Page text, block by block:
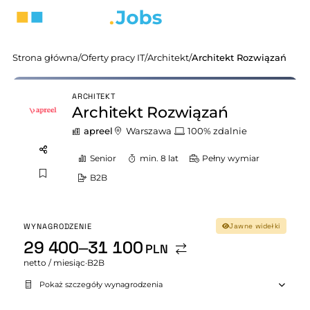
Strona główna/Oferty pracy IT/Architekt/Architekt Rozwiązań
ARCHITEKT
Architekt Rozwiązań
apreel Warszawa 100% zdalnie
Senior min. 8 lat
Pełny wymiar
B2B
WYNAGRODZENIE Jawne widełki
29 400–31 100 PLN
netto / miesiąc·B2B
Pokaż szczegóły wynagrodzenia